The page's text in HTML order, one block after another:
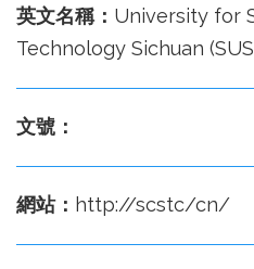
英文名稱： University for
Technology Sichuan
文號：
網站： http://scstc/cn/